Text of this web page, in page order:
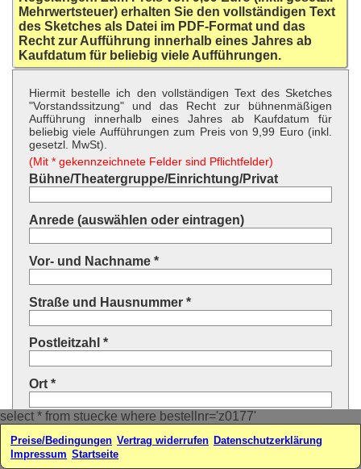
select * from stuecke where bestellnr='z0177'
Mehrwertsteuer) erhalten Sie den vollständigen Text
des Sketches als Datei im PDF-Format und das
Recht zur Aufführung innerhalb eines Jahres ab
Kaufdatum für beliebig viele Aufführungen.
Hiermit bestelle ich den vollständigen Text des Sketches
"Vorstandssitzung" und das Recht zur bühnenmäßigen
Aufführung innerhalb eines Jahres ab Kaufdatum für
beliebig viele Aufführungen zum Preis von 9,99 Euro (inkl.
gesetzl. MwSt).
(Mit * gekennzeichnete Felder sind Pflichtfelder)
Bühne/Theatergruppe/Einrichtung/Privat
Anrede (auswählen oder eintragen)
Vor- und Nachname *
Straße und Hausnummer *
Postleitzahl *
Ort *
Land * (auswählen oder eintragen)
Ihre E-Mail-Adresse*
Preise/Bedingungen Vertrag widerrufen Datenschutzerklärung
Impressum Startseite